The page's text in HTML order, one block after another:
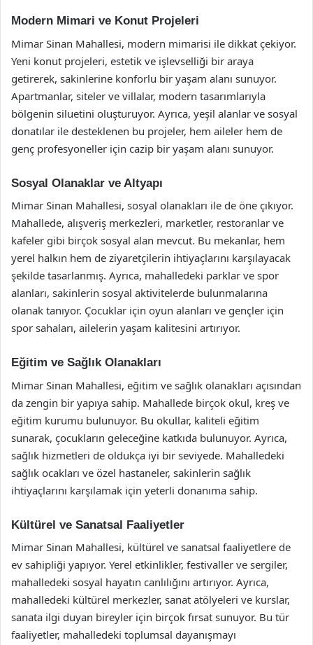
Modern Mimari ve Konut Projeleri
Mimar Sinan Mahallesi, modern mimarisi ile dikkat çekiyor.
Yeni konut projeleri, estetik ve işlevselliği bir araya
getirerek, sakinlerine konforlu bir yaşam alanı sunuyor.
Apartmanlar, siteler ve villalar, modern tasarımlarıyla
bölgenin siluetini oluşturuyor. Ayrıca, yeşil alanlar ve sosyal
donatılar ile desteklenen bu projeler, hem aileler hem de
genç profesyoneller için cazip bir yaşam alanı sunuyor.
Sosyal Olanaklar ve Altyapı
Mimar Sinan Mahallesi, sosyal olanakları ile de öne çıkıyor.
Mahallede, alışveriş merkezleri, marketler, restoranlar ve
kafeler gibi birçok sosyal alan mevcut. Bu mekanlar, hem
yerel halkın hem de ziyaretçilerin ihtiyaçlarını karşılayacak
şekilde tasarlanmış. Ayrıca, mahalledeki parklar ve spor
alanları, sakinlerin sosyal aktivitelerde bulunmalarına
olanak tanıyor. Çocuklar için oyun alanları ve gençler için
spor sahaları, ailelerin yaşam kalitesini artırıyor.
Eğitim ve Sağlık Olanakları
Mimar Sinan Mahallesi, eğitim ve sağlık olanakları açısından
da zengin bir yapıya sahip. Mahallede birçok okul, kreş ve
eğitim kurumu bulunuyor. Bu okullar, kaliteli eğitim
sunarak, çocukların geleceğine katkıda bulunuyor. Ayrıca,
sağlık hizmetleri de oldukça iyi bir seviyede. Mahalledeki
sağlık ocakları ve özel hastaneler, sakinlerin sağlık
ihtiyaçlarını karşılamak için yeterli donanıma sahip.
Kültürel ve Sanatsal Faaliyetler
Mimar Sinan Mahallesi, kültürel ve sanatsal faaliyetlere de
ev sahipliği yapıyor. Yerel etkinlikler, festivaller ve sergiler,
mahalledeki sosyal hayatın canlılığını artırıyor. Ayrıca,
mahalledeki kültürel merkezler, sanat atölyeleri ve kurslar,
sanata ilgi duyan bireyler için birçok fırsat sunuyor. Bu tür
faaliyetler, mahalledeki toplumsal dayanışmayı